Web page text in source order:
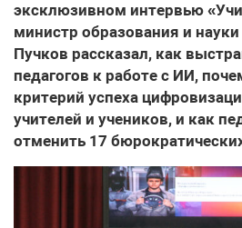
эксклюзивном интервью
министр образования и
Пучков рассказал, как
педагогов к работе с ИИ,
критерий успеха
учителей и учеников, и как
отменить 17